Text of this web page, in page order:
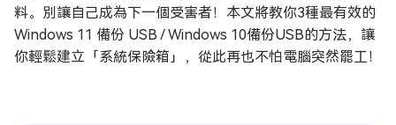
料。別讓自己成為下一個受害者！本文將教你3種最有效的
Windows 11 備份 USB / Windows 10備份USB的方法，讓
你輕鬆建立「系統保險箱」，從此再也不怕電腦突然罷工！